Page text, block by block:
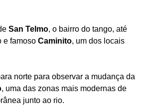
San Telmo, o bairro do tango, até
e famoso Caminito, um dos locais
norte para observar a mudança da
, uma das zonas mais modernas de
junto ao rio.